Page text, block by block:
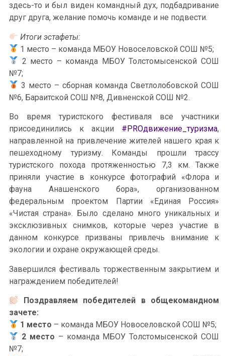
здесь-то и был виден командный дух, подбадривание
друг друга, желание помочь команде и не подвести.
Итоги эстафеты:
1 место – команда МБОУ Новоселовской СОШ №5;
2 место – команда МБОУ Толстомысенской СОШ
№7;
3 место – сборная команда Светлолобовской СОШ
№6, Бараитской СОШ №8, Дивненской СОШ №2.
Во время туристского фестиваля все участники
присоединились к акции #PROдвижение_туризма,
направленной на привлечение жителей нашего края к
пешеходному туризму. Команды прошли трассу
туристского похода протяженностью 7,3 км. Также
приняли участие в конкурсе фотографий «Флора и
фауна Анашенского бора», организованном
федеральным проектом Партии «Единая Россия»
«Чистая страна». Было сделано много уникальных и
эксклюзивных снимков, которые через участие в
данном конкурсе призваны привлечь внимание к
экологии и охране окружающей среды.
Завершился фестиваль торжественным закрытием и
награждением победителей!
Поздравляем победителей в общекомандном
зачете:
1 место – команда МБОУ Новоселовской СОШ №5;
2 место – команда МБОУ Толстомысенской СОШ
№7;